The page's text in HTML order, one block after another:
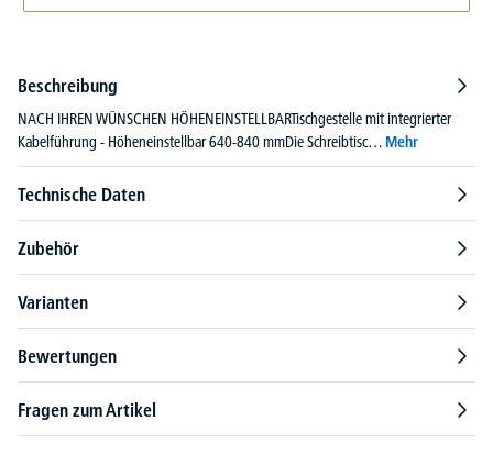
Beschreibung
NACH IHREN WÜNSCHEN HÖHENEINSTELLBARTischgestelle mit integrierter
Kabelführung - Höheneinstellbar 640-840 mmDie Schreibtisc… Mehr
Technische Daten
Zubehör
Varianten
Bewertungen
Fragen zum Artikel